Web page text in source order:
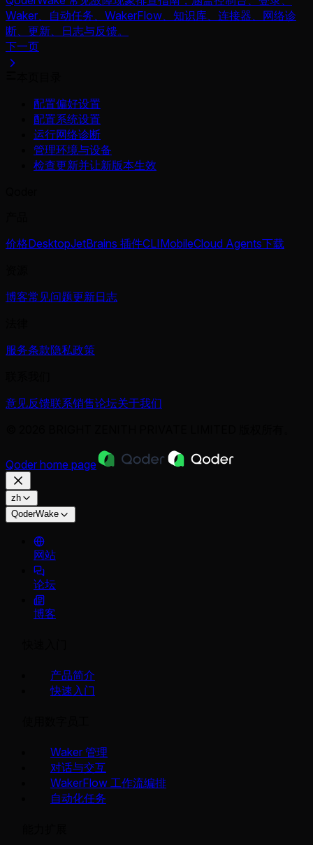
Waker、自动任务、WakerFlow、知识库、连接器、网络诊
断、更新、日志与反馈。
下一页
配置偏好设置
配置系统设置
运行网络诊断
管理环境与设备
检查更新并让新版本生效
价格DesktopJetBrains 插件CLIMobileCloud Agents下载
博客常见问题更新日志
服务条款隐私政策
意见反馈联系销售论坛关于我们
Qoder home page
zh
QoderWake
网站
论坛
博客
产品简介
快速入门
Waker 管理
对话与交互
WakerFlow 工作流编排
自动化任务